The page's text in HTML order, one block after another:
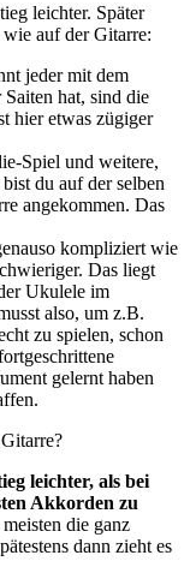
leichter. Später
auf der Gitarre:
jeder mit dem
hat, sind die
hier etwas zügiger
Spiel und weitere,
du auf der selben
angekommen. Das
kompliziert wie
Das liegt
Ukulele im
also, um z.B.
zu spielen, schon
gelernt haben
leichter, als bei
Akkorden zu
die ganz
dann zieht es